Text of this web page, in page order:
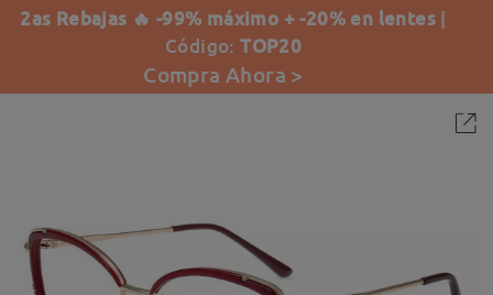
2as Rebajas 🔥 -99% máximo + -20% en lentes |
Código:TOP20
Compra Ahora >